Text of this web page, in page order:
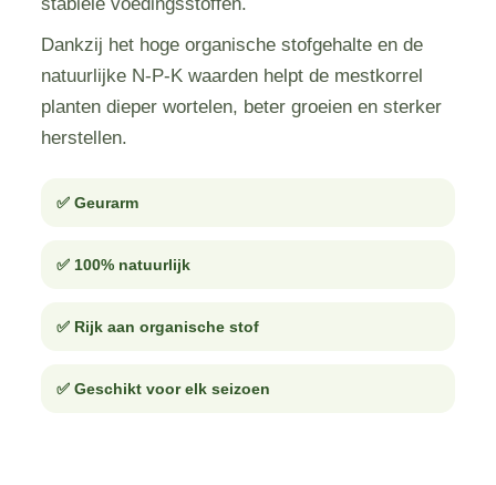
Dankzij het hoge organische stofgehalte en de
natuurlijke N-P-K waarden helpt de mestkorrel
planten dieper wortelen, beter groeien en sterker
herstellen.
✅ Geurarm
✅ 100% natuurlijk
✅ Rijk aan organische stof
✅ Geschikt voor elk seizoen